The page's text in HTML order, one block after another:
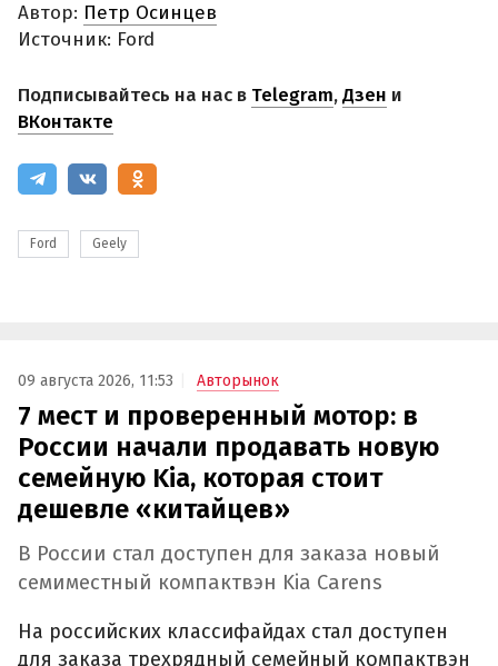
Автор: Петр Осинцев
Источник: Ford
Подписывайтесь на нас в Telegram,Дзен и
ВКонтакте
Ford Geely
09 августа 2026, 11:53 Авторынок
7 мест и проверенный мотор: в
России начали продавать новую
семейную Kia, которая стоит
дешевле «китайцев»
В России стал доступен для заказа новый
семиместный компактвэн Kia Carens
На российских классифайдах стал доступен
для заказа трехрядный семейный компактвэн